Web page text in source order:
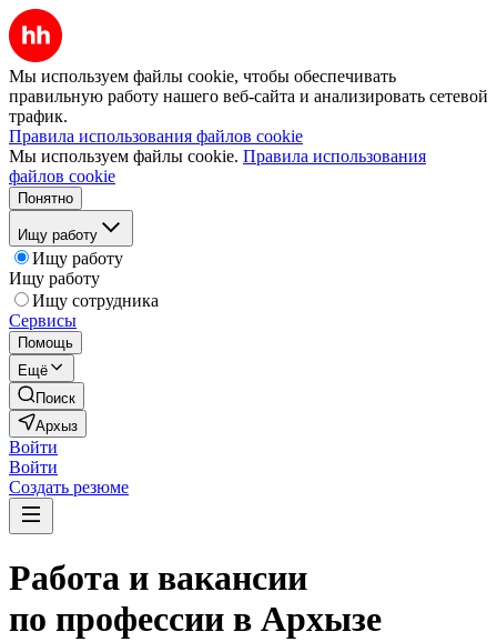
Мы используем файлы cookie, чтобы обеспечивать
правильную работу нашего веб-сайта и анализировать сетевой
трафик.
Правила использования файлов cookie
Мы используем файлы cookie. Правила использования
файлов cookie
Понятно
Ищу работу
Ищу работу
Ищу работу
Ищу сотрудника
Сервисы
Помощь
Ещё
Поиск
Архыз
Войти
Войти
Создать резюме
Работа и вакансии
по профессии в Архызе